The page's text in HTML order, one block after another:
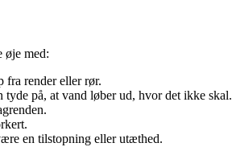
øje med:
fra render eller rør.
på, at vand løber ud, hvor det ikke skal.
en tilstopning eller utæthed.